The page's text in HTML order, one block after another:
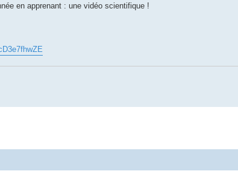
en apprenant : une vidéo scientifique !